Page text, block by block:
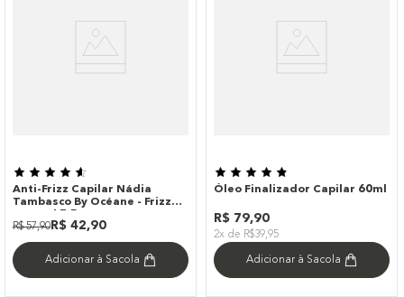
Anti-Frizz Capilar Nádia
Tambasco By Océane - Frizz
R$ 57,90R$ 42,90
Adicionar à Sacola
Óleo Finalizador Capilar 60ml
R$ 79,90
2x de R$39,95
Adicionar à Sacola